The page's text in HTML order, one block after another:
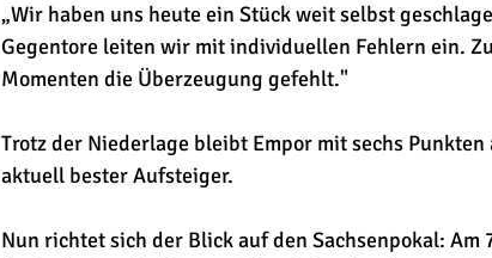
„Wir haben uns heute ein Stück weit selbst
Gegentore leiten wir mit individuellen Fehlern ein.
Momenten die Überzeugung gefehlt."
Trotz der Niederlage bleibt Empor mit sechs
aktuell bester Aufsteiger.
Nun richtet sich der Blick auf den Sachsenpokal: Am